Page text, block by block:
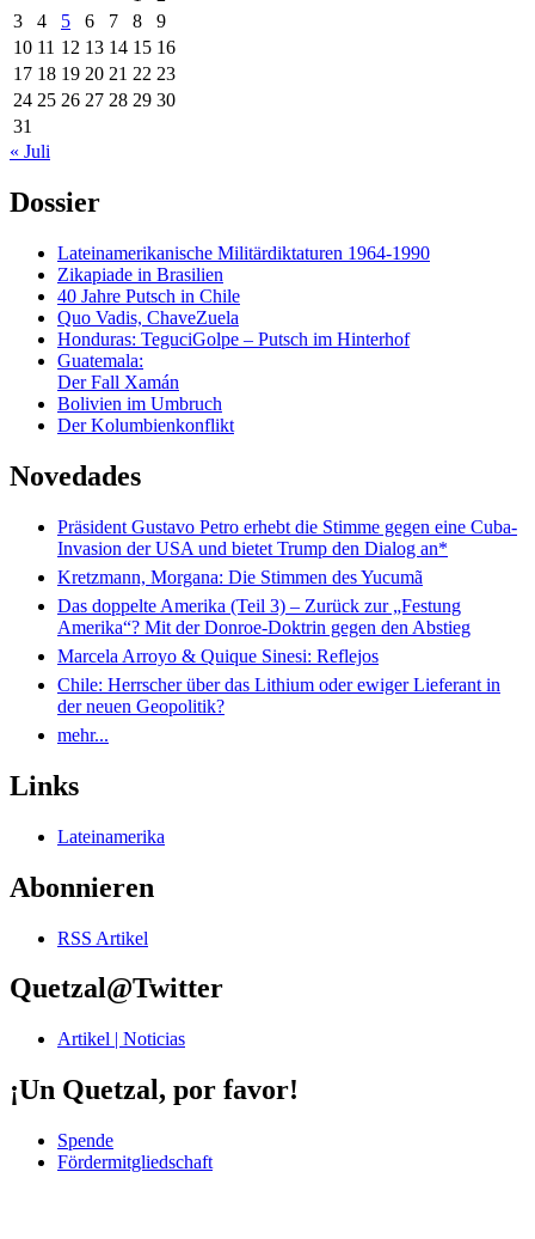
3
4 5 6 7 8
9
10 11 12 13 14 15 16
17 18 19 20 21 22 23
24 25 26 27 28 29 30
31
« Juli
Dossier
Lateinamerikanische Militärdiktaturen 1964-1990
Zikapiade in Brasilien
40 Jahre Putsch in Chile
Quo Vadis, ChaveZuela
Honduras: TeguciGolpe – Putsch im Hinterhof
Guatemala:
Der Fall Xamán
Bolivien im Umbruch
Der Kolumbienkonflikt
Novedades
Präsident Gustavo Petro erhebt die Stimme gegen eine Cuba-
Invasion der USA und bietet Trump den Dialog an*
Kretzmann, Morgana: Die Stimmen des Yucumã
Das doppelte Amerika (Teil 3) – Zurück zur „Festung
Amerika“? Mit der Donroe-Doktrin gegen den Abstieg
Marcela Arroyo & Quique Sinesi: Reflejos
Chile: Herrscher über das Lithium oder ewiger Lieferant in
der neuen Geopolitik?
mehr...
Links
Lateinamerika
Abonnieren
RSS Artikel
Quetzal@Twitter
Artikel | Noticias
¡Un Quetzal, por favor!
Spende
Fördermitgliedschaft